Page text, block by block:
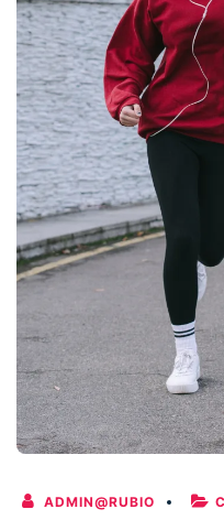
sfaturi
de
la
ADMIN@RUBIO